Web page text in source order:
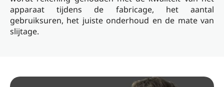
apparaat tijdens de fabricage, het aantal
gebruiksuren, het juiste onderhoud en de mate van
slijtage.